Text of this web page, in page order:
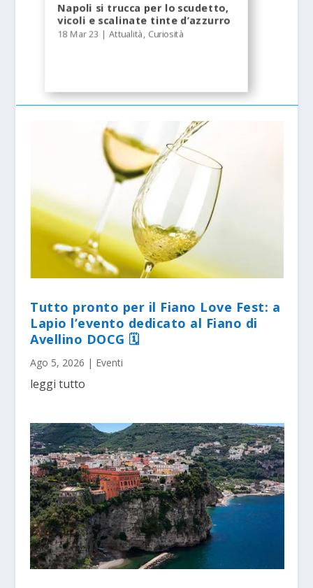
Napoli si trucca per lo scudetto,
vicoli e scalinate tinte d’azzurro
18 Mar 23 |Attualità Curiosità
Tutto pronto per il Fiano Love Fest: a
Lapio l’evento dedicato al Fiano di
Avellino DOCG 🗓
Ago 5, 2026 | Eventi
leggi tutto